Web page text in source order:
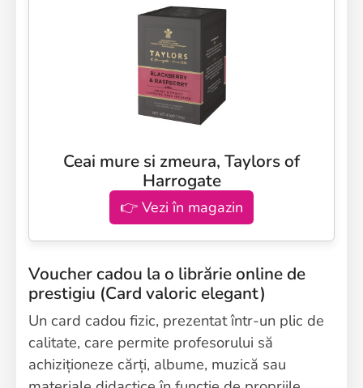
Ceai mure si zmeura, Taylors of
Harrogate
👉 Vezi în magazin
Voucher cadou la o librărie online de
prestigiu (Card valoric elegant)
Un card cadou fizic, prezentat într-un plic de
calitate, care permite profesorului să
achiziționeze cărți, albume, muzică sau